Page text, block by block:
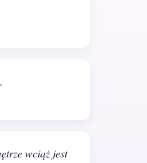
wciąż jest